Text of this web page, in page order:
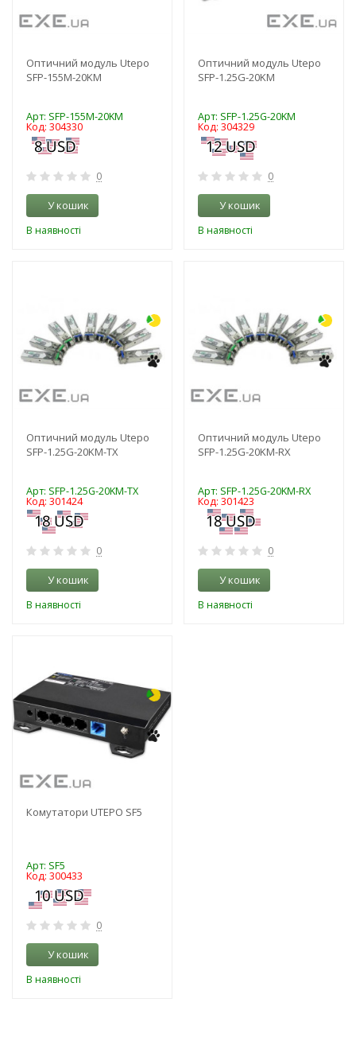
Оптичний модуль Utepo
SFP-155M-20KM
Арт: SFP-155M-20KM
Код: 304330
0
У кошик
В наявності
Оптичний модуль Utepo
SFP-1.25G-20KM
Арт: SFP-1.25G-20KM
Код: 304329
0
У кошик
В наявності
Оптичний модуль Utepo
SFP-1.25G-20KM-TX
Арт: SFP-1.25G-20KM-TX
Код: 301424
0
У кошик
В наявності
Оптичний модуль Utepo
SFP-1.25G-20KM-RX
Арт: SFP-1.25G-20KM-RX
Код: 301423
0
У кошик
В наявності
Комутатори UTEPO SF5
Арт: SF5
Код: 300433
0
У кошик
В наявності